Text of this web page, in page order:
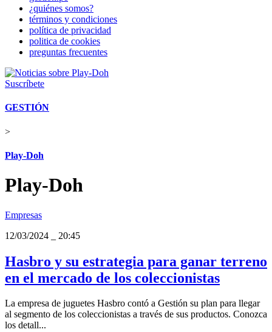
¿quiénes somos?
términos y condiciones
política de privacidad
politica de cookies
preguntas frecuentes
Suscríbete
GESTIÓN
>
Play-Doh
Play-Doh
Empresas
12/03/2024
20:45
Hasbro y su estrategia para ganar terreno
en el mercado de los coleccionistas
La empresa de juguetes Hasbro contó a Gestión su plan para llegar
al segmento de los coleccionistas a través de sus productos. Conozca
los detall...